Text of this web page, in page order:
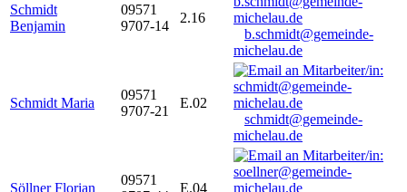
Schmidt
Benjamin
09571
9707-14
2.16
b.schmidt@gemeinde-
michelau.de
Schmidt Maria
09571
9707-21
E.02
schmidt@gemeinde-
michelau.de
Söllner Florian
09571
E.04